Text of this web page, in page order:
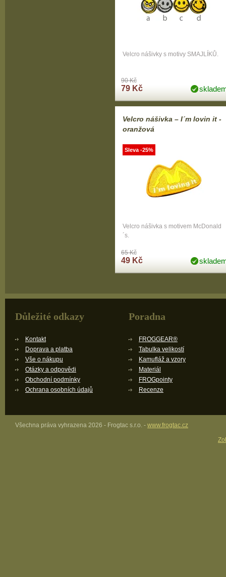
Velcro nášivky s motivy SMAJLÍKŮ.
90 Kč
79 Kč
Velcro nášivka – I´m lovin it -
oranžová
Velcro nášivka s motivem McDonald
´s.
65 Kč
49 Kč
Sleva -25%
Důležité odkazy
Kontakt
Doprava a platba
Vše o nákupu
Otázky a odpovědi
Obchodní podmínky
Ochrana osobních údajů
Poradna
FROGGEAR®
Tabulka velikostí
Kamufláž a vzory
Materiál
FROGpointy
Recenze
Všechna práva vyhrazena 2026 - Frogtac s.r.o. - www.frogtac.cz